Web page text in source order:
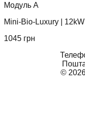
Модуль А
Mini-Bio-Luxury
12kW
1045 грн
©